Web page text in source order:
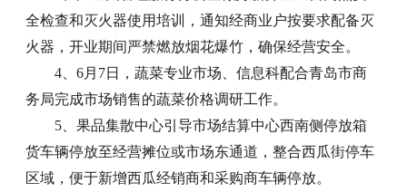
全检查和灭火器使用培训，通知经商业户按要求配备灭
火器，开业期间严禁燃放烟花爆竹，确保经营安全。
4、6月7日，蔬菜专业市场、信息科配合青岛市商
务局完成市场销售的蔬菜价格调研工作。
5、果品集散中心引导市场结算中心西南侧停放箱
货车辆停放至经营摊位或市场东通道，整合西瓜街停车
区域，便于新增西瓜经销商和采购商车辆停放。